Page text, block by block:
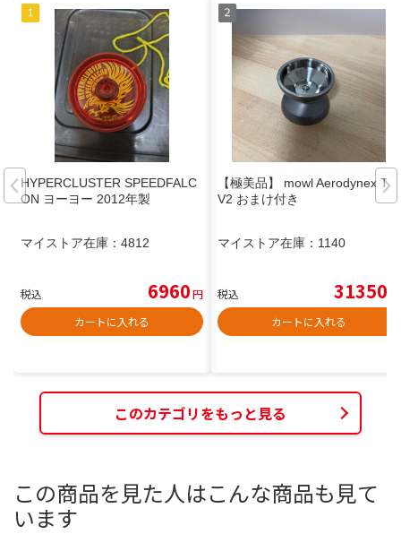
HYPERCLUSTER SPEEDFALC
ON ヨーヨー 2012年製
マイストア在庫： 4812
税込 6960円
カートに入れる
【極美品】 mowl Aerodynex Ti
V2 おまけ付き
マイストア在庫： 1140
税込 31350
カートに入れる
このカテゴリをもっと見る
この商品を見た人はこんな商品も見て
います